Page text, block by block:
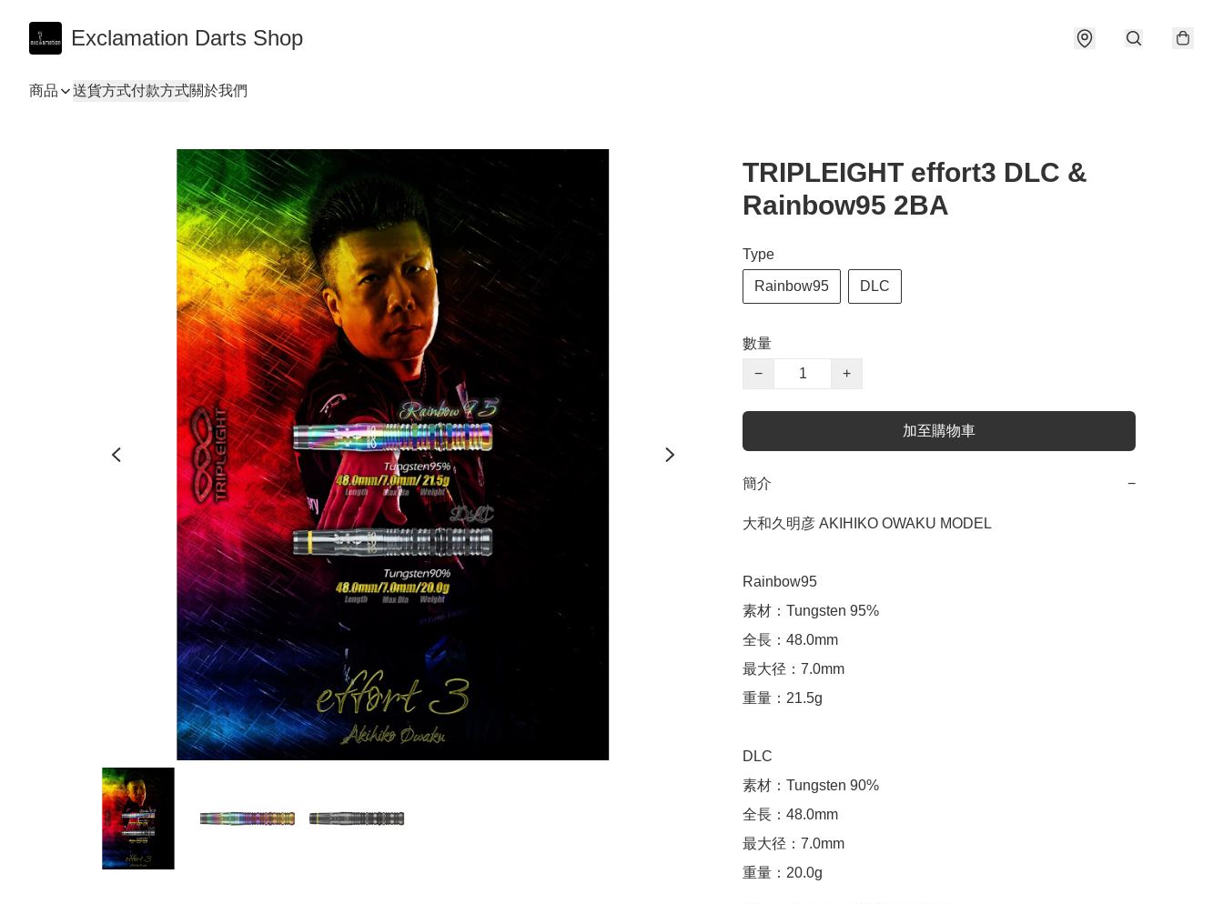
Exclamation Darts Shop
商品 送貨方式付款方式關於我們
TRIPLEIGHT effort3 DLC &
Rainbow95 2BA
Type
Rainbow95 DLC
數量
−
+
加至購物車
簡介 −
大和久明彦 AKIHIKO OWAKU MODEL
Rainbow95
素材：Tungsten 95%
全長：48.0mm
最大径：7.0mm
重量：21.5g
DLC
素材：Tungsten 90%
全長：48.0mm
最大径：7.0mm
重量：20.0g